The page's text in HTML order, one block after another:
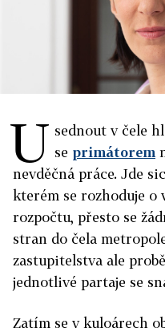
U sednout v čele
se primátorem
nevděčná práce. Jde
kterém se rozhoduje o
rozpočtu, přesto se
stran do čela
zastupitelstva ale
jednotlivé partaje se
Zatím se v kuloárech